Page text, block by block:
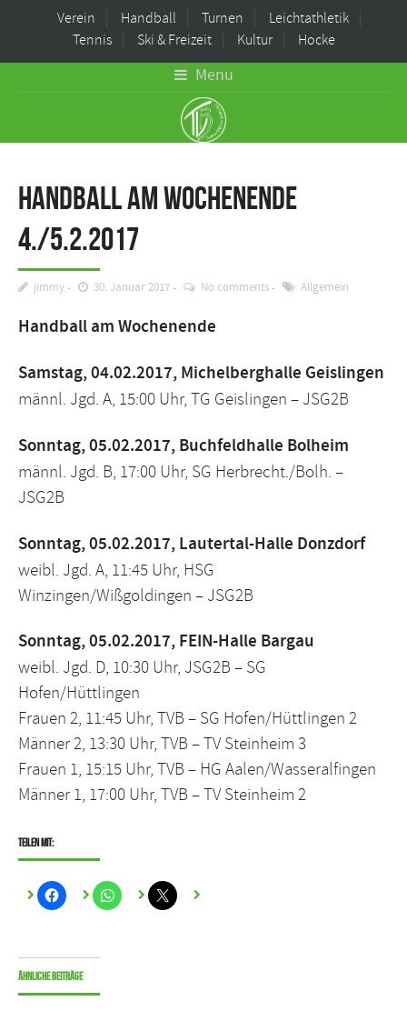
Verein Handball Turnen
Leichtathletik
Tennis
Ski & Freizeit Kultur Hocke
Menu
Handball am Wochenende
4./5.2.2017
jimmy 30. Januar 2017 No comments Allgemein
Handball am Wochenende
Samstag, 04.02.2017, Michelberghalle Geislingen
männl. Jgd. A, 15:00 Uhr, TG Geislingen – JSG2B
Sonntag, 05.02.2017, Buchfeldhalle Bolheim
männl. Jgd. B, 17:00 Uhr, SG Herbrecht./Bolh. –
JSG2B
Sonntag, 05.02.2017, Lautertal-Halle Donzdorf
weibl. Jgd. A, 11:45 Uhr, HSG
Winzingen/Wißgoldingen – JSG2B
Sonntag, 05.02.2017, FEIN-Halle Bargau
weibl. Jgd. D, 10:30 Uhr, JSG2B – SG
Hofen/Hüttlingen
Frauen 2, 11:45 Uhr, TVB – SG Hofen/Hüttlingen 2
Männer 2, 13:30 Uhr, TVB – TV Steinheim 3
Frauen 1, 15:15 Uhr, TVB – HG Aalen/Wasseralfingen
Männer 1, 17:00 Uhr, TVB – TV Steinheim 2
Teilen mit:
Ähnliche Beiträge